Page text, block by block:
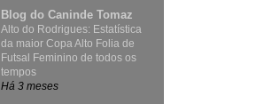
Blog do Caninde Tomaz
Alto do Rodrigues: Estatística
da maior Copa Alto Folia de
Futsal Feminino de todos os
tempos
Há 3 meses